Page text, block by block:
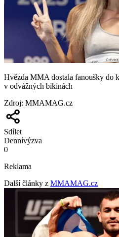
Hvězda MMA dostala fanoušky do
v odvážných bikinách
Zdroj: MMAMAG.cz
Sdílet
Dennívýzva
0
Reklama
Další články z MMAMAG.cz